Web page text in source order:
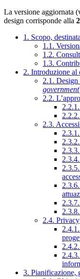
La versione aggiornata
design corrisponde alla
1. Scopo,
1.1.
1.2.
1.3.
2. Introduzione
2.1. Design
government
2.2.
2.3.
2.4. Privacy
3. Pianificazione,